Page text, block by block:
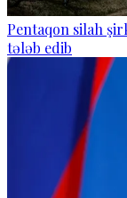
Pentaqon silah
tələb edib